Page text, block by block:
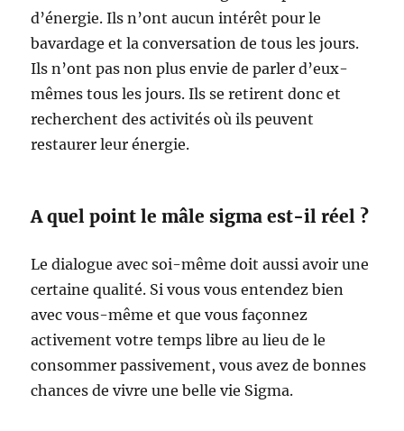
d’énergie. Ils n’ont aucun intérêt pour le
bavardage et la conversation de tous les jours.
Ils n’ont pas non plus envie de parler d’eux-
mêmes tous les jours. Ils se retirent donc et
recherchent des activités où ils peuvent
restaurer leur énergie.
A quel point le mâle sigma est-il réel ?
Le dialogue avec soi-même doit aussi avoir une
certaine qualité. Si vous vous entendez bien
avec vous-même et que vous façonnez
activement votre temps libre au lieu de le
consommer passivement, vous avez de bonnes
chances de vivre une belle vie Sigma.